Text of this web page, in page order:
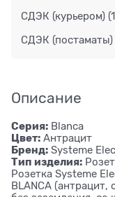
СДЭК (курьером)
СДЭК (постаматы)
Описание
Серия: Blanca
Цвет: Антрацит
Бренд: Systeme
Тип изделия:
Розетка Systeme
BLANCA (антрацит,